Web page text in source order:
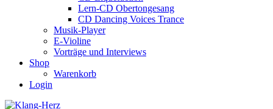
Lern-CD Obertongesang
CD Dancing Voices Trance
Musik-Player
E-Violine
Vorträge und Interviews
Shop
Warenkorb
Login